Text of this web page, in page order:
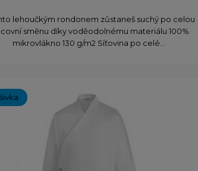
lehoučkým rondonem zůstaneš suchý po celou
směnu díky voděodolnému materiálu 100%
mikrovlákno 130 g/m2 Síťovina po celé...